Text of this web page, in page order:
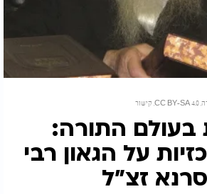
,
CC BY-SA 4.0
, קישור
בעולם התורה:
על הגאון רבי
זצ"ל